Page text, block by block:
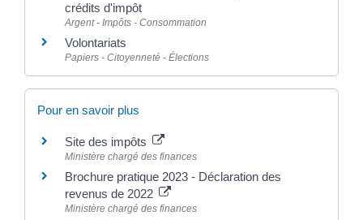
crédits d'impôt
Argent - Impôts - Consommation
Volontariats
Papiers - Citoyenneté - Élections
Pour en savoir plus
Site des impôts
Ministère chargé des finances
Brochure pratique 2023 - Déclaration des
revenus de 2022
Ministère chargé des finances